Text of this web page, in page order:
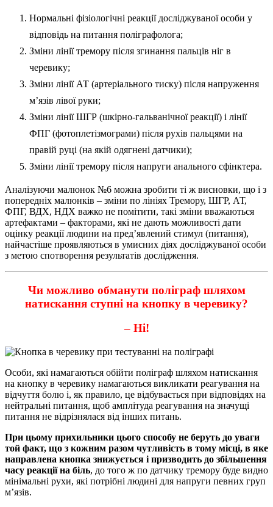
Нормальні фізіологічні реакції досліджуваної особи у
відповідь на питання поліграфолога;
Зміни лінії тремору після згинання пальців ніг в
черевику;
Зміни лінії АТ (артеріального тиску) після напруження
м’язів лівої руки;
Зміни лінії ШГР (шкірно-гальванічної реакції) і лінії
ФПГ (фотоплетізмограми) після рухів пальцями на
правій руці (на якій одягнені датчики);
Зміни лінії тремору після напруги анального сфінктера.
Аналізуючи малюнок №6 можна зробити ті ж висновки, що і з
попередніх малюнків – зміни по лініях Тремору, ШГР, АТ,
ФПГ, ВДХ, НДХ важко не помітити, такі зміни вважаються
артефактами – факторами, які не дають можливості дати
оцінку реакції людини на пред’явлений стимул (питання),
найчастіше проявляються в умисних діях досліджуваної особи
з метою спотворення результатів дослідження.
Чи можливо обманути поліграф шляхом
натискання ступні на кнопку в черевику?
– Ні!
Особи, які намагаються обійти поліграф шляхом натискання
на кнопку в черевику намагаються викликати реагування на
відчуття болю і, як правило, це відбувається при відповідях на
нейтральні питання, щоб амплітуда реагування на значущі
питання не відрізнялася від інших питань.
При цьому прихильники цього способу не беруть до уваги
той факт, що з кожним разом чутливість в тому місці, в яке
направлена кнопка знижується і призводить до збільшення
часу реакції на біль, до того ж по датчику тремору буде видно
мінімальні рухи, які потрібні людині для напруги певних груп
м’язів.